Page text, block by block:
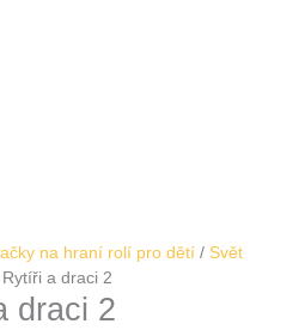
na hraní rolí pro dětí / Svět
a draci 2
draci 2